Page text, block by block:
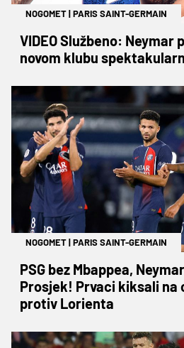
NOGOMET|PARIS SAINT-GERMAIN
VIDEO Službeno: Neymar
novom klubu
NOGOMET|PARIS SAINT-GERMAIN
PSG bez Mbappea,
Prosjek! Prvaci kiksali na
protiv Lorienta